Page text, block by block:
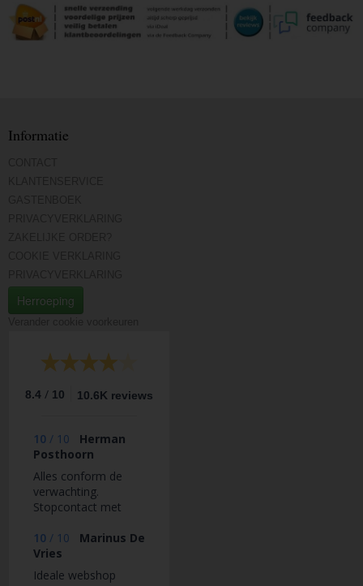
Informatie
Herroeping
8.4 / 10 10.6K reviews
10 / 10
Herman
Posthoorn
Alles conform de
verwachting.
Stopcontact met
schakelaar nergens
anders gezien en dat
voor 8 euro. Prima
10 / 10
Marinus De
Vries
Ideale webshop